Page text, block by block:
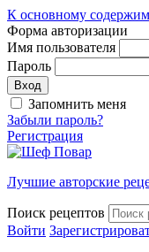
К основному
Форма авторизации
Имя пользователя
Пароль
Запомнить меня
Забыли пароль?
Регистрация
Лучшие авторские
Поиск рецептов
Войти